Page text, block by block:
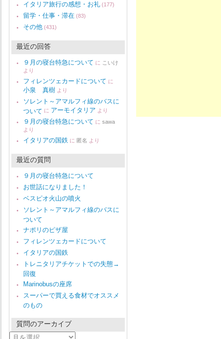
イタリア旅行の感想・お礼 (177)
留学・仕事・滞在 (83)
その他 (431)
最近の回答
９月の寝台特急について に こいけ
より
フィレンツェカードについて に
小泉 真樹 より
ソレント～アマルフィ線のバスに
ついて に アーモイタリア より
９月の寝台特急について に sawa
より
イタリアの国鉄 に 匿名 より
最近の質問
９月の寝台特急について
お世話になりました！
ベスピオ火山の噴火
ソレント～アマルフィ線のバスに
ついて
ナポリのピザ屋
フィレンツェカードについて
イタリアの国鉄
トレニタリアチケットでの失態→
回復
Marinobusの座席
スーパーで買える食材でオススメ
のもの
質問のアーカイブ
質